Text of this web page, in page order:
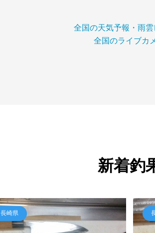
全国の天気予報・雨
全国のライブカ
新着釣
長崎県